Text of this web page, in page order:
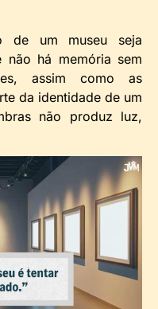
de um museu seja
não há memória sem
assim como as
da identidade de um
não produz luz,